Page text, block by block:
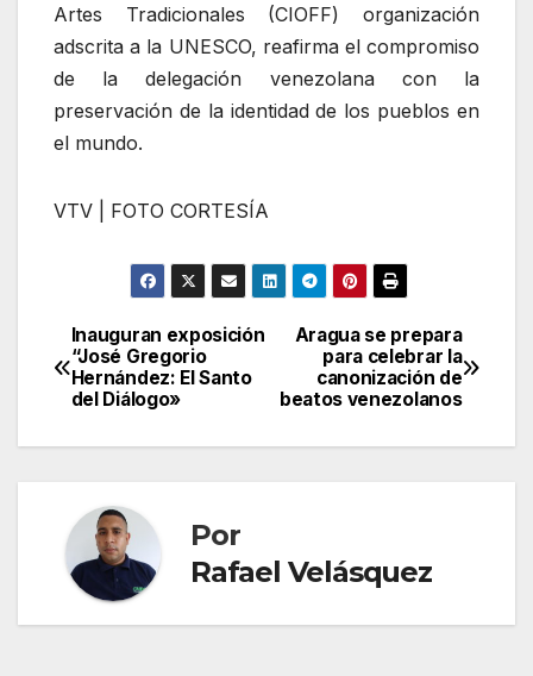
Artes Tradicionales (CIOFF) organización
adscrita a la UNESCO, reafirma el compromiso
de la delegación venezolana con la
preservación de la identidad de los pueblos en
el mundo.
VTV | FOTO CORTESÍA
Navegación
de
entradas
Aragua se prepara
para celebrar la
canonización de
beatos venezolanos
Inauguran exposición
“José Gregorio
Hernández: El Santo
del Diálogo»
Por
Rafael Velásquez